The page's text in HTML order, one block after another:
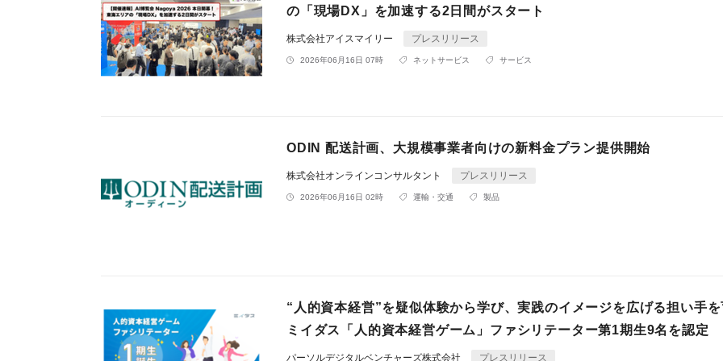
の「現場DX」を加速する2日間がスタート
株式会社アイスマイリー プレスリリース
2026年06月16日 07時 ネットサービス サービス
ODIN 配送計画、大規模事業者向けの新料金プラン提供開始
株式会社オンラインコンサルタント プレスリリース
2026年06月16日 02時 運輸・交通 製品
“人的資本経営”を疑似体験から学び、実践のイメージを広げる担い手
ミイダス「人的資本経営ゲーム」ファシリテーター第1期生9名を認定
パーソルデジタルベンチャーズ株式会社 プレスリリース